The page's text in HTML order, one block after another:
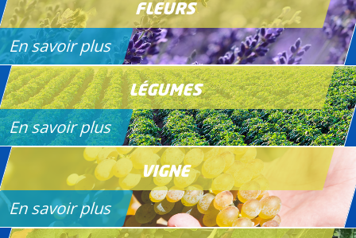
FLEURS
En savoir plus
LÉGUMES
En savoir plus
VIGNE
En savoir plus